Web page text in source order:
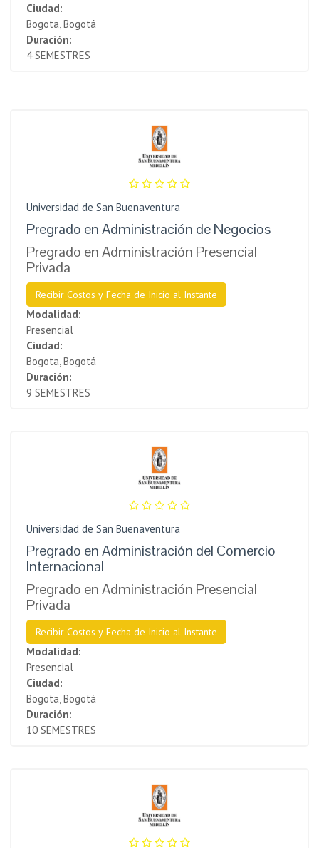
Ciudad:
Bogota, Bogotá
Duración:
4 SEMESTRES
Universidad de San Buenaventura
Pregrado en Administración de Negocios
Pregrado en Administración Presencial
Privada
Recibir Costos y Fecha de Inicio al Instante
Modalidad:
Presencial
Ciudad:
Bogota, Bogotá
Duración:
9 SEMESTRES
Universidad de San Buenaventura
Pregrado en Administración del Comercio
Internacional
Pregrado en Administración Presencial
Privada
Recibir Costos y Fecha de Inicio al Instante
Modalidad:
Presencial
Ciudad:
Bogota, Bogotá
Duración:
10 SEMESTRES